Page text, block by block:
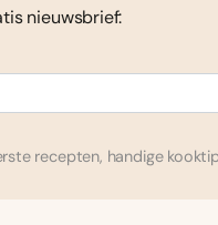
nieuwsbrief:
recepten, handige